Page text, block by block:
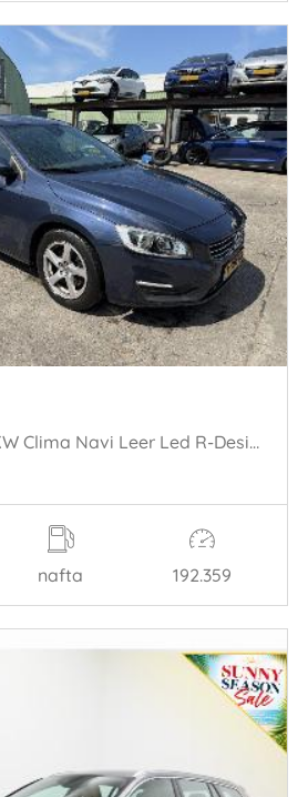
1.6 D2 Autom. 84KW Clima Navi Leer Led R-Design
nafta 192.359